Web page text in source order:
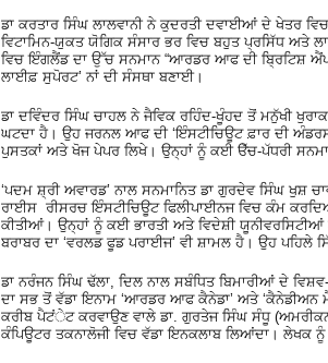
ਡਾ ਕਰਤਾਰ ਸਿੰਘ ਲਾਲਵਾਨੀ ਨੇ ਕੁਦਰਤੀ ਦਵਾਈਆਂ ਦੇ ਖੇਤਰ
ਵਿਟਾਮਿਨ-ਯੁਕਤ ਯੋਗਿਕ ਸੰਸਾਰ ਭਰ ਵਿਚ ਬਹੁਤ ਪ੍ਰਸਿੱਧ ਅਤੇ
ਵਿਚ ਇੰਗਲੈਂਡ ਦਾ ਉੱਚ ਸਨਮਾਨ “ਆਰਡਰ ਆਫ ਦੀ ਬ੍ਰਿਟਿਸ਼
ਲਾਈਫ਼ ਸੁਪੋਰਟ’ ਨਾਂ ਦੀ ਸੰਸਥਾ ਬਣਾਈ।
ਡਾ ਦਵਿੰਦਰ ਸਿੰਘ ਚਾਹਲ ਨੇ ਜੈਵਿਕ ਰਹਿੰਦ-ਖੂੰਹਦ ਤੋਂ ਮਨੁੱਖੀ
ਘਟਦਾ ਹੈ। ਉਹ ਜਰਨਲ ਆਫ ਦੀ ‘ਇੰਸਟੀਚਿਊਟ ਫ਼ਾਰ ਦੀ
ਪੁਸਤਕਾਂ ਅਤੇ ਖੋਜ ਪੇਪਰ ਲਿਖੇ। ਉਨ੍ਹਾਂ ਨੂੰ ਕਈ ੳੱਚ-ਪੱਧਰੀ
‘ਪਦਮ ਸ਼੍ਰੀ ਅਵਾਰਡ’ ਨਾਲ ਸਨਮਾਨਿਤ ਡਾ ਗੁਰਦੇਵ ਸਿੰਘ
ਰਾਈਸ ਰੀਸਰਚ ਇੰਸਟੀਚਿਊਟ ਫਿਲੀਪਾਈਨਜ ਵਿਚ ਕੰਮ
ਕੀਤੀਆਂ। ਉਨ੍ਹਾਂ ਨੂੰ ਕਈ ਭਾਰਤੀ ਅਤੇ ਵਿਦੇਸ਼ੀ
ਬਰਾਬਰ ਦਾ ‘ਵਰਲਡ ਫੂਡ ਪਰਾਈਜ’ ਵੀ ਸ਼ਾਮਲ ਹੈ। ਉਹ ਪਹਿਲੇ
ਡਾ ਨਰੰਜਨ ਸਿੰਘ ਢੱਲਾ, ਦਿਲ ਨਾਲ ਸਬੰਧਿਤ ਬਿਮਾਰੀਆਂ ਦੇ
ਦਾ ਸਭ ਤੋਂ ਵੱਡਾ ਇਨਾਮ ‘ਆਰਡਰ ਆਫ ਕੈਨੇਡਾ’ ਅਤੇ
ਕਰੀਬ ਪੈਟਂੇਟ ਕਰਵਾਉਣ ਵਾਲੇ ਡਾ. ਗੁਰਤੇਜ ਸਿੰਘ ਸੰਧੂ
ਕੰਪਿਊਟਰ ਤਕਨਾਲੋਜੀ ਵਿਚ ਵੱਡਾ ਇਨਕਲਾਬ ਲਿਆਂਦਾ।